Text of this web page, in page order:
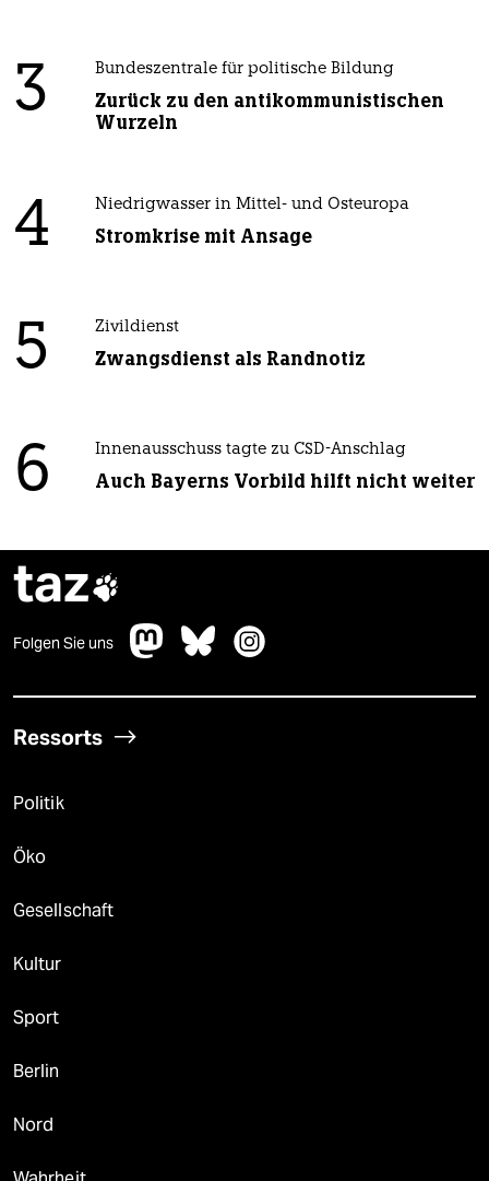
3 Bundeszentrale für politische Bildung
Zurück zu den antikommunistischen
Wurzeln
4 Niedrigwasser in Mittel- und Osteuropa
Stromkrise mit Ansage
5 Zivildienst
Zwangsdienst als Randnotiz
6 Innenausschuss tagte zu CSD-Anschlag
Auch Bayerns Vorbild hilft nicht weiter
taz
Folgen Sie uns
Ressorts
Politik
Öko
Gesellschaft
Kultur
Sport
Berlin
Nord